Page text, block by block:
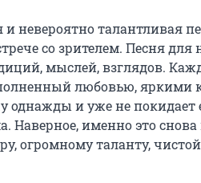
невероятно талантливая
со зрителем. Песня для
мыслей, взглядов.
любовью, яркими
однажды и уже не
именно это
огромному таланту,